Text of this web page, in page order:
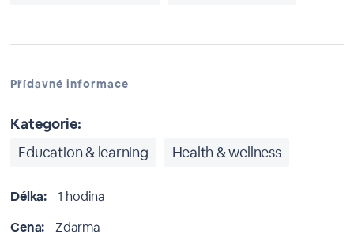
Přídavné informace
Kategorie:
Education & learning
Health & wellness
Délka:
1 hodina
Cena:
Zdarma